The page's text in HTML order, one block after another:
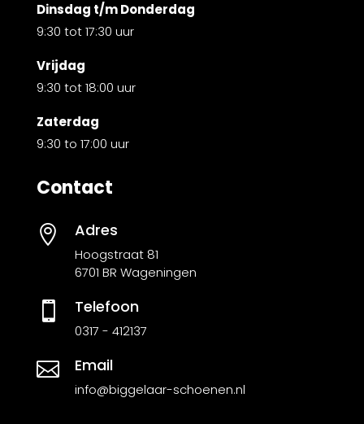
Dinsdag t/m Donderdag
9:30 tot 17:30 uur
Vrijdag
9:30 tot 18:00 uur
Zaterdag
9:30 to 17:00 uur
Contact
 Adres
Hoogstraat 81
6701 BR Wageningen
 Telefoon
0317 - 412137
 Email
info@biggelaar-schoenen.nl